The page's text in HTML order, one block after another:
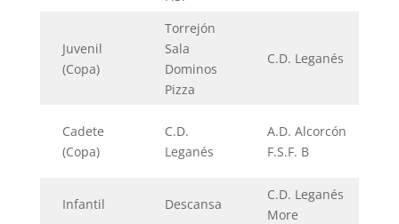
Juvenil
(Copa)
Torrejón
Sala
Dominos
Pizza
C.D. Leganés
Cadete
(Copa)
C.D.
Leganés
A.D. Alcorcón
F.S.F. B
Infantil Descansa
C.D. Leganés
More